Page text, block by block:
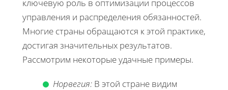
ключевую роль в оптимизации процессов
управления и распределения обязанностей.
Многие страны обращаются к этой практике,
достигая значительных результатов.
Рассмотрим некоторые удачные примеры.
Норвегия: В этой стране видим